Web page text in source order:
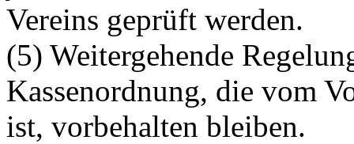
Vereins geprüft werden.
(5) Weitergehende
Kassenordnung, die vom
ist, vorbehalten bleiben.